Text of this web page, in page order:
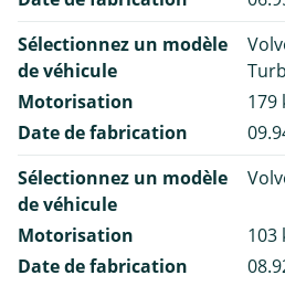
Sélectionnez un modèle
de véhicule
Motorisation
179
Date de fabrication
Sélectionnez un modèle
de véhicule
Motorisation
103
Date de fabrication